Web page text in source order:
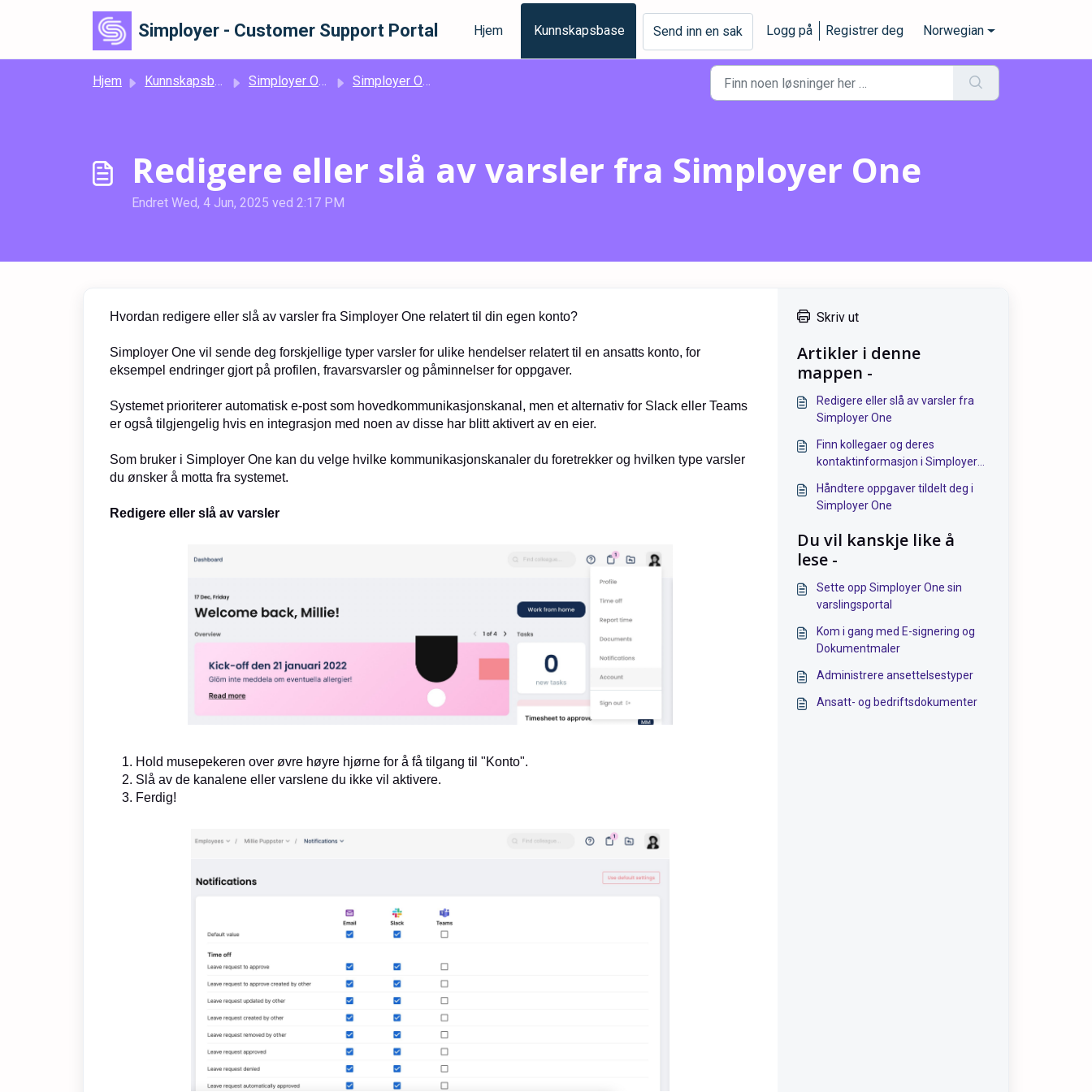
Simployer - Customer Support Portal Hjem Kunnskapsbase Send inn en sak Logg på Registrer deg Norwegian
Hjem Kunnskapsbase Simployer One Simployer One - Brukermanualer for ansatte - Annet
Redigere eller slå av varsler fra Simployer One
Endret Wed, 4 Jun, 2025 ved 2:17 PM
Hvordan redigere eller slå av varsler fra Simployer One relatert til din egen konto?
Simployer One vil sende deg forskjellige typer varsler for ulike hendelser relatert til en ansatts konto, for
eksempel endringer gjort på profilen, fravarsvarsler og påminnelser for oppgaver.
Systemet prioriterer automatisk e-post som hovedkommunikasjonskanal, men et alternativ for Slack eller Teams
er også tilgjengelig hvis en integrasjon med noen av disse har blitt aktivert av en eier.
Som bruker i Simployer One kan du velge hvilke kommunikasjonskanaler du foretrekker og hvilken type varsler
du ønsker å motta fra systemet.
Redigere eller slå av varsler
Hold musepekeren over øvre høyre hjørne for å få tilgang til "Konto".
Slå av de kanalene eller varslene du ikke vil aktivere.
Ferdig!
Skriv ut
Artikler i denne
mappen -
Redigere eller slå av varsler fra
Simployer One
Finn kollegaer og deres
kontaktinformasjon i Simployer
Håndtere oppgaver tildelt deg i
Simployer One
Du vil kanskje like å
lese -
Sette opp Simployer One sin
varslingsportal
Kom i gang med E-signering og
Dokumentmaler
Administrere ansettelsestyper
Ansatt- og bedriftsdokumenter